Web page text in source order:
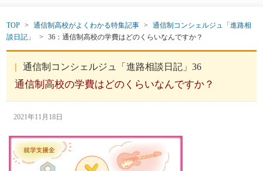
TOP > 通信制高校がよくわかる特集記事 >
通信制コンシェルジュ「進路相
談日記」
> 36：通信制高校の学費はどのくらいなんですか？
通信制コンシェルジュ「進路相談日記」36
通信制高校の学費はどのくらいなんですか？
2021年11月18日